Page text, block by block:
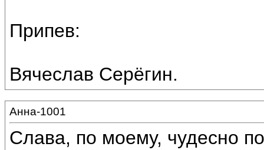
Припев:
Вячеслав Серёгин.
Анна-1001
Слава, по моему, чудесно